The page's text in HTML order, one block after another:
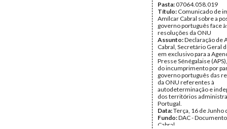
Pasta:07064.058.019
Título: Comunicado de
Amílcar Cabral sobre a
governo português face
resoluções da ONU
Assunto:Declaração de
Cabral, Secretário Geral
em exclusivo para a
Presse Sénégalaise
do incumprimento por
governo português das
da ONU referentes à
autodeterminação e
dos territórios
Portugal.
Data:Terça, 16 de Junho
Fundo:DAC -
Cabral